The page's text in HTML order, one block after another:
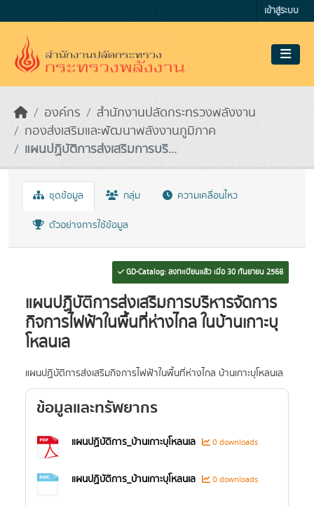
เข้าสู่ระบบ
องค์กร
สำนักงานปลัดกระทรวงพลังงาน
กองส่งเสริมและพัฒนาพลังงานภูมิภาค
แผนปฏิบัติการส่งเสริมการบริ...
ชุดข้อมูล กลุ่ม ความเคลื่อนไหว
ตัวอย่างการใช้ข้อมูล
GD-Catalog: ลงทะเบียนแล้ว เมื่อ 30 กันยายน 2568
แผนปฏิบัติการส่งเสริมการบริหารจัดการ
กิจการไฟฟ้าในพื้นที่ห่างไกล ในบ้านเกาะบุ
โหลนเล
แผนปฏิบัติการส่งเสริมกิจการไฟฟ้าในพื้นที่ห่างไกล บ้านเกาะบุโหลนเล
ข้อมูลและทรัพยากร
แผนปฏิบัติการ_บ้านเกาะบุโหลนเล 0 downloads
แผนปฏิบัติการ_บ้านเกาะบุโหลนเล 0 downloads